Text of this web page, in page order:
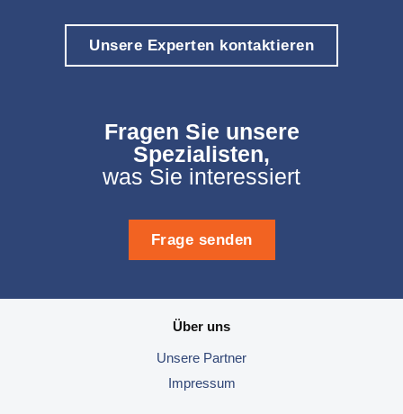
Fragen Sie unsere
Spezialisten,
was Sie interessiert
Frage senden
Unsere Experten kontaktieren
Über uns
Unsere Partner
Impressum